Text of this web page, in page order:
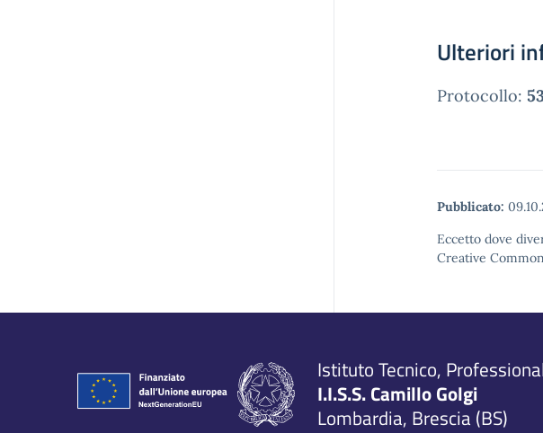
Ulteriori
Protocollo:
Pubblicato:
Eccetto dove
Creative
Istituto Tecnico,
I.I.S.S. Camillo Golgi
Lombardia, Brescia (BS)